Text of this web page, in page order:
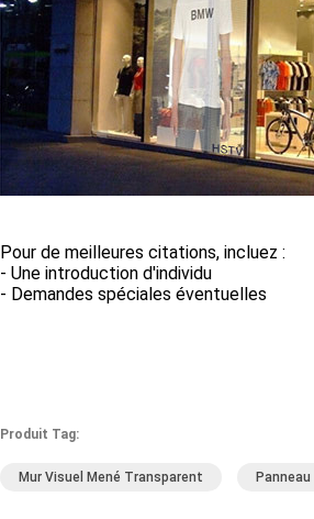
Pour de meilleures citations, incluez :
- Une introduction d'individu
- Demandes spéciales éventuelles
Produit Tag:
Mur Visuel Mené Transparent